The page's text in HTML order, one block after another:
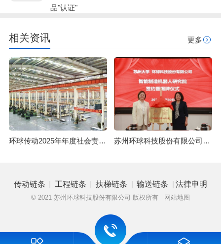
品"认证"
相关资讯 更多
环球传动2025年年度社会责任报告 苏州环球科技股份有限公司与苏州大学共建智能制造机器人研究院
传动链条 | 工程链条 | 扶梯链条 | 输送链条 | 法律申明
© 2021 苏州环球科技股份有限公司 版权所有 网站地图